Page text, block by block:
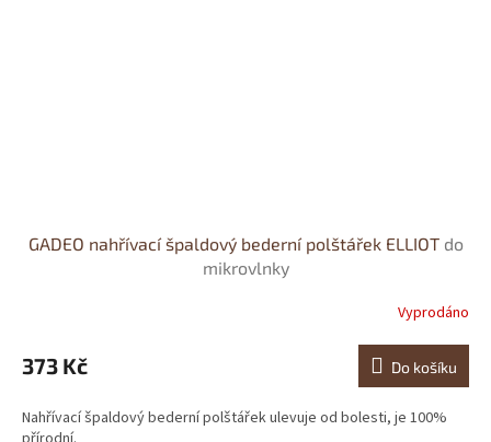
GADEO nahřívací špaldový bederní polštářek ELLIOT do
mikrovlnky
Vyprodáno
373 Kč Do košíku
Nahřívací špaldový bederní polštářek ulevuje od bolesti, je 100%